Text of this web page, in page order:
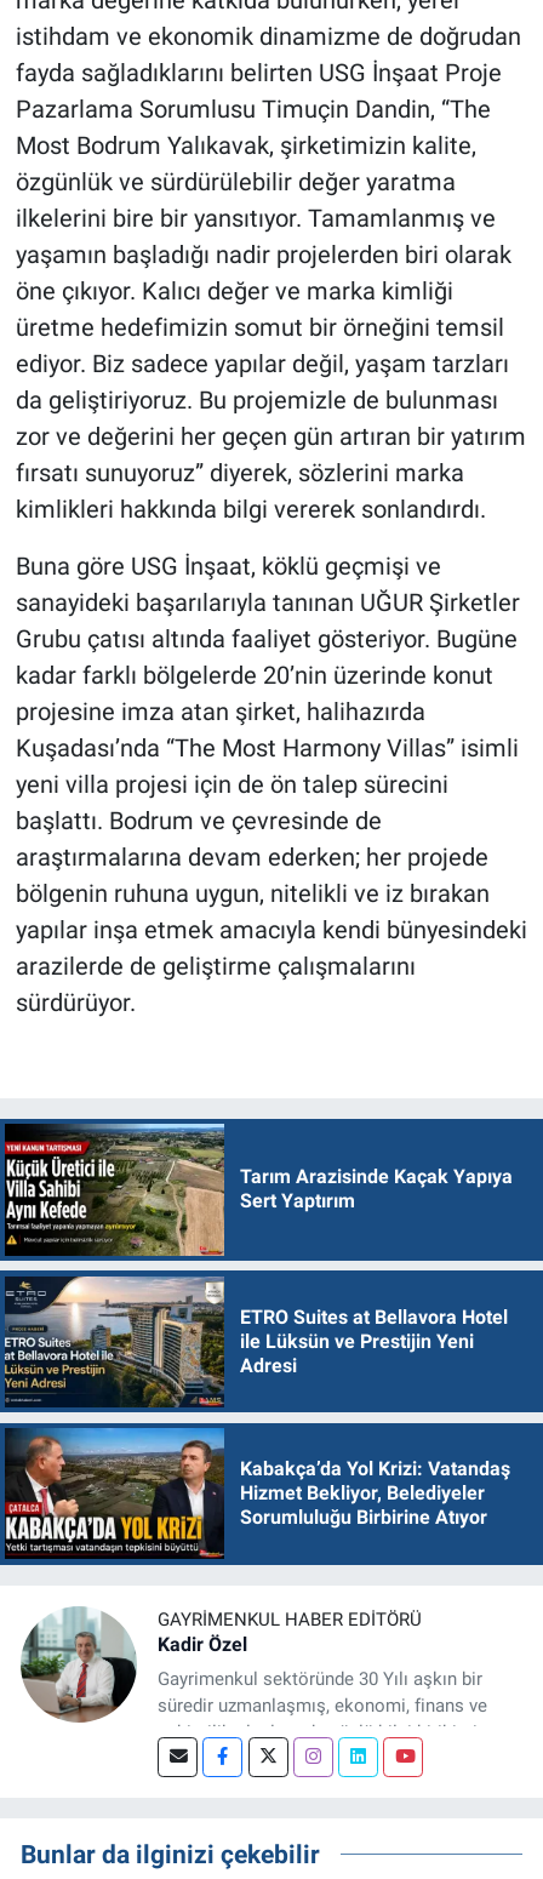
istihdam ve ekonomik dinamizme de doğrudan
fayda sağladıklarını belirten USG İnşaat Proje
Pazarlama Sorumlusu Timuçin Dandin, “The
Most Bodrum Yalıkavak, şirketimizin kalite,
özgünlük ve sürdürülebilir değer yaratma
ilkelerini bire bir yansıtıyor. Tamamlanmış ve
yaşamın başladığı nadir projelerden biri olarak
öne çıkıyor. Kalıcı değer ve marka kimliği
üretme hedefimizin somut bir örneğini temsil
ediyor. Biz sadece yapılar değil, yaşam tarzları
da geliştiriyoruz. Bu projemizle de bulunması
zor ve değerini her geçen gün artıran bir yatırım
fırsatı sunuyoruz” diyerek, sözlerini marka
kimlikleri hakkında bilgi vererek sonlandırdı.
Buna göre USG İnşaat, köklü geçmişi ve
sanayideki başarılarıyla tanınan UĞUR Şirketler
Grubu çatısı altında faaliyet gösteriyor. Bugüne
kadar farklı bölgelerde 20’nin üzerinde konut
projesine imza atan şirket, halihazırda
Kuşadası’nda “The Most Harmony Villas” isimli
yeni villa projesi için de ön talep sürecini
başlattı. Bodrum ve çevresinde de
araştırmalarına devam ederken; her projede
bölgenin ruhuna uygun, nitelikli ve iz bırakan
yapılar inşa etmek amacıyla kendi bünyesindeki
arazilerde de geliştirme çalışmalarını
sürdürüyor.
Tarım Arazisinde Kaçak Yapıya
Sert Yaptırım
ETRO Suites at Bellavora Hotel
ile Lüksün ve Prestijin Yeni
Adresi
Kabakça’da Yol Krizi: Vatandaş
Hizmet Bekliyor, Belediyeler
Sorumluluğu Birbirine Atıyor
GAYRIMENKUL HABER EDITÖRÜ
Kadir Özel
Gayrimenkul sektöründe 30 Yılı aşkın bir
süredir uzmanlaşmış, ekonomi, finans ve
şehircilik alanlarında güçlü bilgi birikimine
sahip, dijital medya odaklı deneyimli bir
projeleri üzerine haber, analiz ve özel
dosyalar hazırlama konusunda yetkinim.
Bunlar da ilginizi çekebilir